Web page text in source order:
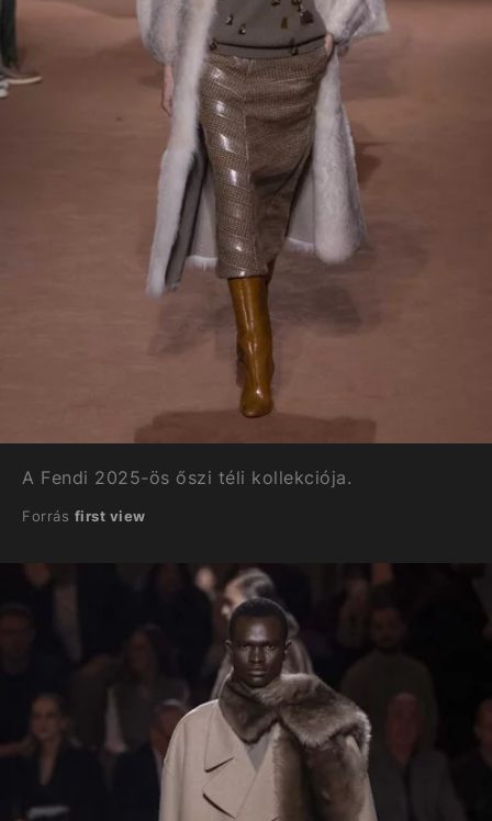
A Fendi 2025-ös őszi téli kollekciója.
Forrás first view